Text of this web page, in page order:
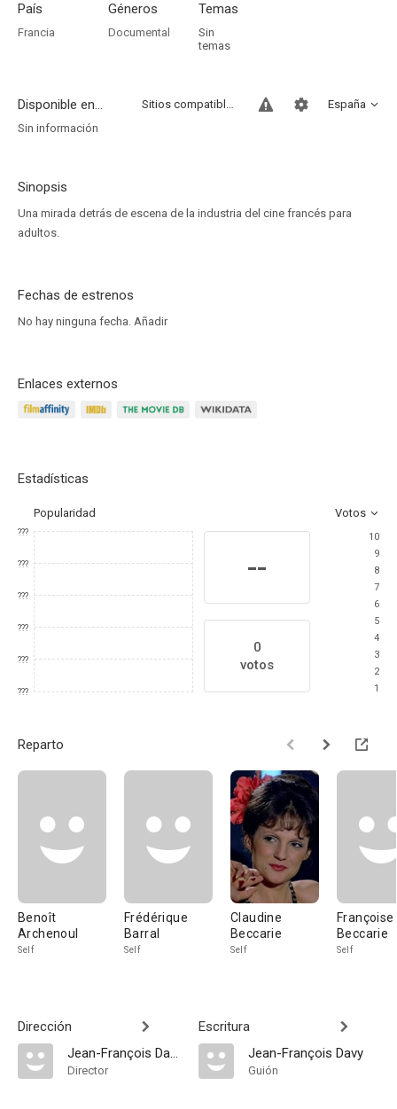
País
Francia
Géneros
Documental
Temas
Sin
temas
Disponible en... España
Sitios compatibles
Sin información
Sinopsis
Una mirada detrás de escena de la industria del cine francés para
adultos.
Fechas de estrenos
No hay ninguna fecha. Añadir
Enlaces externos
Estadísticas
Popularidad Votos
???
???
???
???
???
???
--
0
votos
10
9
8
7
6
5
4
3
2
1
Reparto
Benoît
Archenoul
Self
Frédérique
Barral
Self
Claudine
Beccarie
Self
Françoise
Beccarie
Self
Dirección
Jean-François Davy
Director
Escritura
Jean-François Davy
Guión